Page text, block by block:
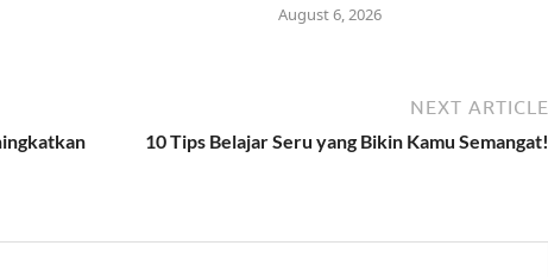
August 6, 2026
NEXT ARTICLE
10 Tips Belajar Seru yang Bikin Kamu Semangat!